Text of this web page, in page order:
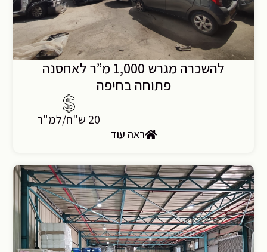
להשכרה מגרש 1,000 מ”ר לאחסנה
פתוחה בחיפה
20 ש"ח/למ"ר
ראה עוד